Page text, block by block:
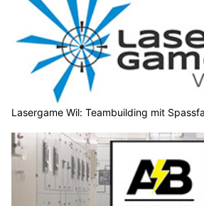
Lasergame Wil: Teambuilding mit